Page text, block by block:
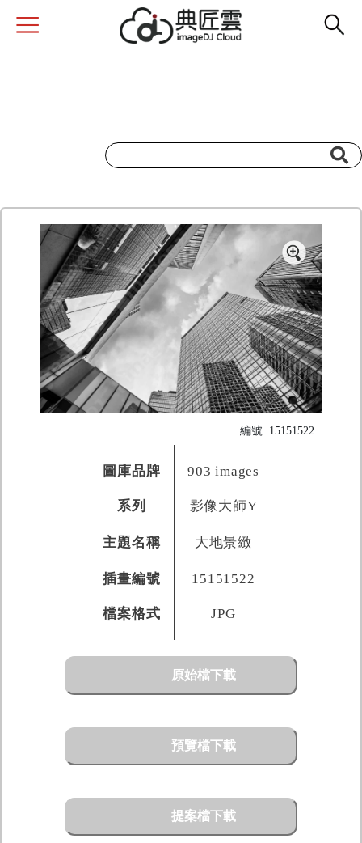
編號 15151522
圖庫品牌 903 images
系列 影像大師Y
主題名稱 大地景緻
插畫編號 15151522
檔案格式 JPG
原始檔下載
預覽檔下載
提案檔下載